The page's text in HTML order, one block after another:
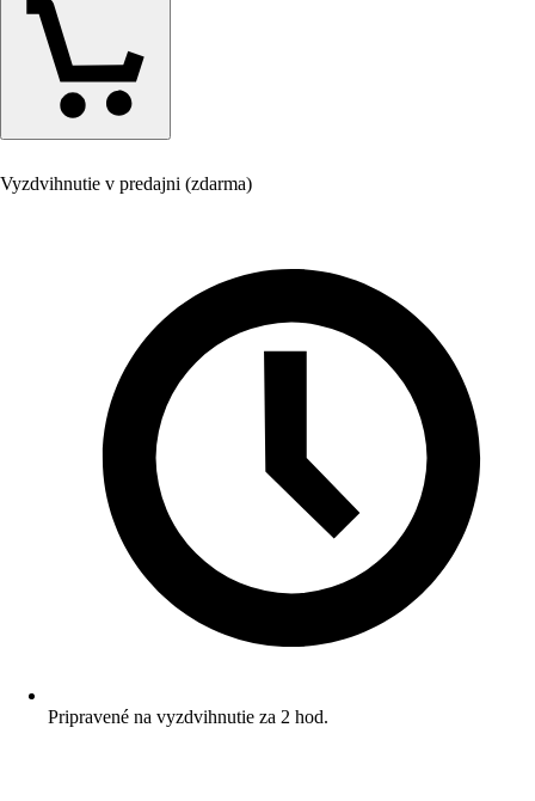
Vyzdvihnutie v predajni (zdarma)
Pripravené na vyzdvihnutie za 2 hod.